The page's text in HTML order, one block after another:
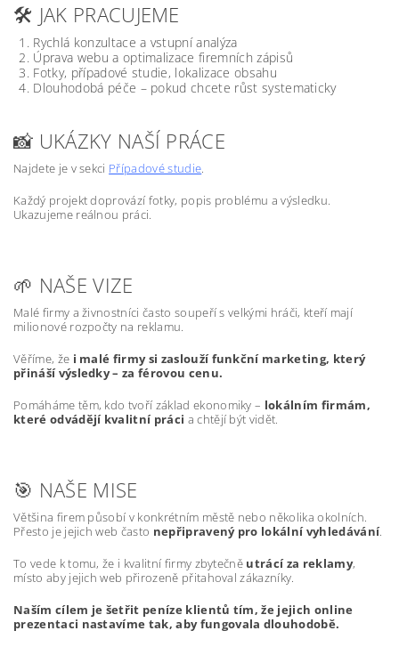
🛠️ JAK PRACUJEME
Rychlá konzultace a vstupní analýza
Úprava webu a optimalizace firemních zápisů
Fotky, případové studie, lokalizace obsahu
Dlouhodobá péče – pokud chcete růst systematicky
📸 UKÁZKY NAŠÍ PRÁCE
Najdete je v sekci Případové studie.
Každý projekt doprovází fotky, popis problému a výsledku.
Ukazujeme reálnou práci.
🌱 NAŠE VIZE
Malé firmy a živnostníci často soupeří s velkými hráči, kteří mají
milionové rozpočty na reklamu.
Věříme, že i malé firmy si zaslouží funkční marketing, který
přináší výsledky – za férovou cenu.
Pomáháme těm, kdo tvoří základ ekonomiky – lokálním firmám,
které odvádějí kvalitní práci a chtějí být vidět.
🎯 NAŠE MISE
Většina firem působí v konkrétním městě nebo několika okolních.
Přesto je jejich web často nepřipravený pro lokální vyhledávání.
To vede k tomu, že i kvalitní firmy zbytečně utrácí za reklamy,
místo aby jejich web přirozeně přitahoval zákazníky.
Naším cílem je šetřit peníze klientů tím, že jejich online
prezentaci nastavíme tak, aby fungovala dlouhodobě.